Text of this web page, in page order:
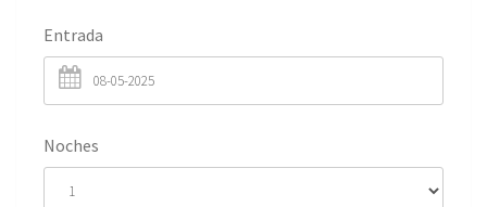
Entrada
Noches